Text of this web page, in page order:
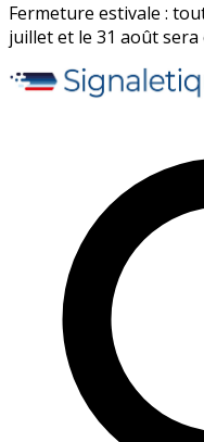
Fermeture estivale :
juillet et le 31 août